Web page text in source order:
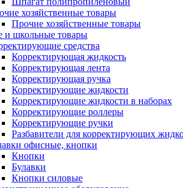
хозяйственные товары
Прочие хозяйственные товары
и школьные товары
средства
Корректирующая жидкость
Корректирующая лента
Корректирующая ручка
Корректирующие жидкости
Корректирующие жидкости в наборах
Корректирующие роллеры
Корректирующие ручки
Разбавители для корректирующих
офисные, кнопки
Кнопки
Булавки
Кнопки силовые